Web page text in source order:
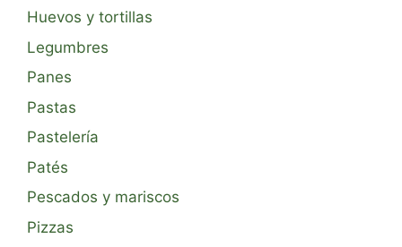
Huevos y tortillas
Legumbres
Panes
Pastas
Pastelería
Patés
Pescados y mariscos
Pizzas